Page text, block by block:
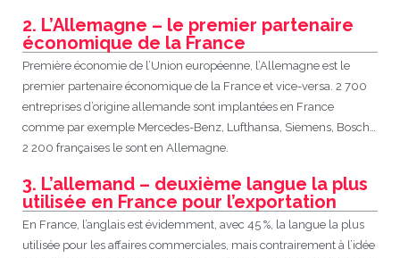
Niveaux de base
Perfectionnement
Cours thématiques
Atelier de chant
Formation professionnelle
Cours enfants / ados
Cours particuliers
Stages intensifs
Centre d’examens
Inscriptions et tarifs
Tandem linguistique
Infos profs d’allemand
Matériel pédagogique
Formation des enseignants
Infos pour les parents
Section Internationale Allemand
AbiBac
Cercle de lecture
Onleihe – Prêt en ligne
écolotude
Conseil de mobilité
Coaching individuel
Point info
Volontariat écologique
Opportunités
Petites annonces
Parcourir les annonces
Rédiger une annonce
Brieffreunde@correspondants
Classe@Klasse
Inscription pour les classes françaises
Inscription à notre newsletter
Notre équipe
Equipe de Montpellier
Equipe de Heidelberg
Jumelage Heidelberg / Montpellier
50 ans en 2016
Maison de Montpellier
Plan d’accès
Partenaires institutionnels
Coopérations culturelles et pédagogiques
Réseaux franco-allemands en LR
Réseau d’affaires
Liens utiles
JEU
Les Mystères de Heidelberg
99Ballons
2. L’Allemagne – le premier partenaire
économique de la France
Première économie de l’Union européenne, l’Allemagne est le
premier partenaire économique de la France et vice-versa. 2 700
entreprises d’origine allemande sont implantées en France
comme par exemple Mercedes-Benz, Lufthansa, Siemens, Bosch…
2 200 françaises le sont en Allemagne.
3. L’allemand – deuxième langue la plus
utilisée en France pour l’exportation
En France, l’anglais est évidemment, avec 45 %, la langue la plus
utilisée pour les affaires commerciales, mais contrairement à l’idée